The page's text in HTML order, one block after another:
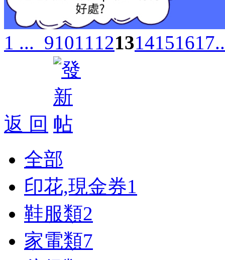
1 ... 91011121314151617
返 回
全部
印花,現金券1
鞋服類2
家電類7